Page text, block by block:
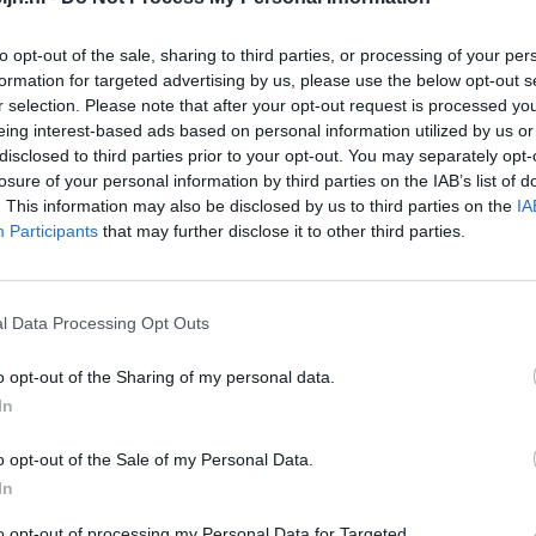
opt-out of the sale, sharing to third parties, or processing of your
for targeted advertising by us, please use the below opt-out
selection. Please note that after your opt-out request is processed
interest-based ads based on personal information utilized by us
to third parties prior to your opt-out. You may separately
of your personal information by third parties on the IAB’s list of
This information may also be disclosed by us to third parties on the
Participants that may further disclose it to other third parties.
Data Processing Opt Outs
opt-out of the Sharing of my personal data.
opt-out of the Sale of my Personal Data.
Bloeddruk - betablokkers
Epilepsie
Antibiotica - urineweginfectie
Depressie - antidepressiva overig
Depressie - antidepressiva TCA
Depressie - antidepressiva overig
Anticonceptie - eenfase
Psychose / schizofrenie - antipsychotica
Depressie - antidepressiva SSRI
Verslavingsziekten
Anticonceptie - overig